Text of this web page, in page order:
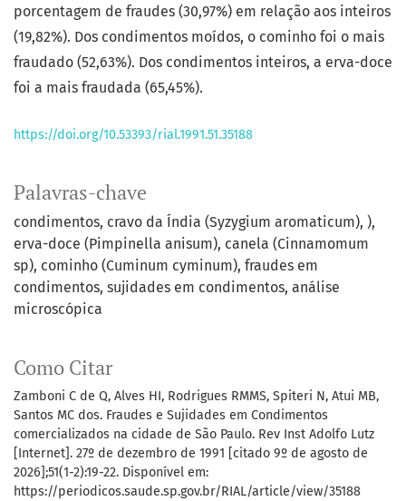
Palavras-chave
condimentos, cravo da Índia (Syzygium aromaticum) ),
erva-doce (Pimpinella anisum) canela (Cinnamomum
sp) cominho (Cuminum cyminum) fraudes em
condimentos sujidades em condimentos análise
microscópica
Como Citar
Zamboni C de Q, Alves HI, Rodrigues RMMS, Spiteri N, Atui MB,
Santos MC dos. Fraudes e Sujidades em Condimentos
comercializados na cidade de São Paulo. Rev Inst Adolfo Lutz
[Internet]. 27º de dezembro de 1991 [citado 9º de agosto de
2026];51(1-2):19-22. Disponível em:
https://periodicos.saude.sp.gov.br/RIAL/article/view/35188
porcentagem de fraudes (30,97%) em relação aos inteiros
(19,82%). Dos condimentos moídos, o cominho foi o mais
fraudado (52,63%). Dos condimentos inteiros, a erva-doce
foi a mais fraudada (65,45%).
https://doi.org/10.53393/rial.1991.51.35188